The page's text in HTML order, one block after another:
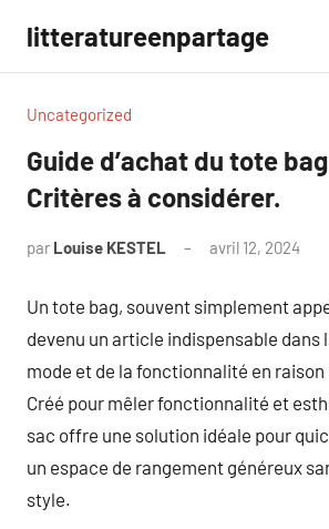
contenu
litteratureenpartage
Uncategorized
Guide d’achat du tote
Critères à considérer.
par Louise KESTEL avril 12, 2024
Un tote bag, souvent simplement
devenu un article indispensable dans
mode et de la fonctionnalité en
Créé pour mêler fonctionnalité et
sac offre une solution idéale pour
un espace de rangement généreux
style.